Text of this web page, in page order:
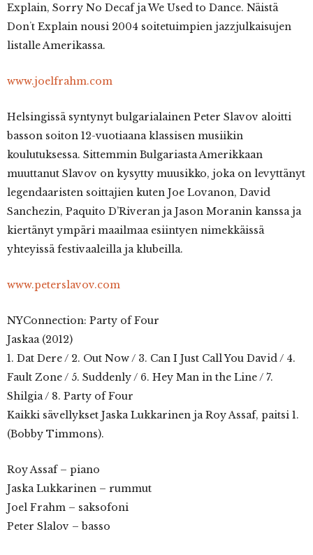
Explain, Sorry No Decaf ja We Used to Dance. Näistä
Donʼt Explain nousi 2004 soitetuimpien jazzjulkaisujen
listalle Amerikassa.
www.joelfrahm.com
Helsingissä syntynyt bulgarialainen Peter Slavov aloitti
basson soiton 12-vuotiaana klassisen musiikin
koulutuksessa. Sittemmin Bulgariasta Amerikkaan
muuttanut Slavov on kysytty muusikko, joka on levyttänyt
legendaaristen soittajien kuten Joe Lovanon, David
Sanchezin, Paquito D’Riveran ja Jason Moranin kanssa ja
kiertänyt ympäri maailmaa esiintyen nimekkäissä
yhteyissä festivaaleilla ja klubeilla.
www.peterslavov.com
NYConnection: Party of Four
Jaskaa (2012)
1. Dat Dere / 2. Out Now / 3. Can I Just Call You David / 4.
Fault Zone / 5. Suddenly / 6. Hey Man in the Line / 7.
Shilgia / 8. Party of Four
Kaikki sävellykset Jaska Lukkarinen ja Roy Assaf, paitsi 1.
(Bobby Timmons).
Roy Assaf – piano
Jaska Lukkarinen – rummut
Joel Frahm – saksofoni
Peter Slalov – basso